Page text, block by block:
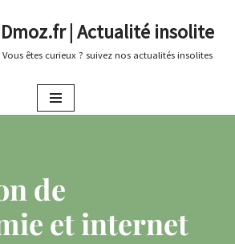
Dmoz.fr | Actualité insolite
Vous êtes curieux ? suivez nos actualités insolites
de
et internet